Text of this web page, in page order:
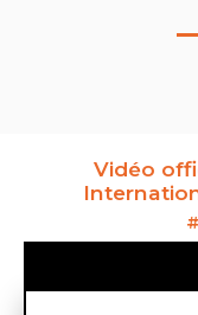
Vidéo
#